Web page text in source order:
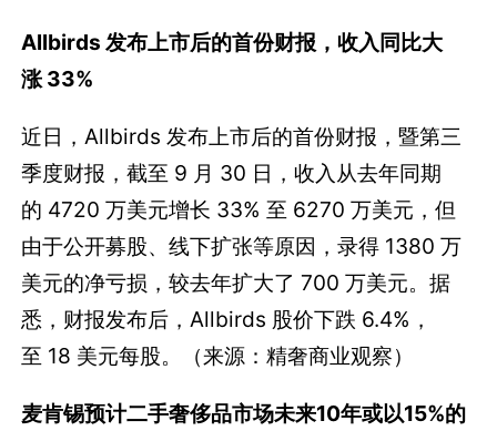
Allbirds 发布上市后的首份财报，收入同比大
涨 33%
近日，Allbirds 发布上市后的首份财报，暨第三
季度财报，截至 9 月 30 日，收入从去年同期
的 4720 万美元增长 33% 至 6270 万美元，但
由于公开募股、线下扩张等原因，录得 1380 万
美元的净亏损，较去年扩大了 700 万美元。据
悉，财报发布后，Allbirds 股价下跌 6.4%，
至 18 美元每股。（来源：精奢商业观察）
麦肯锡预计二手奢侈品市场未来10年或以15%的